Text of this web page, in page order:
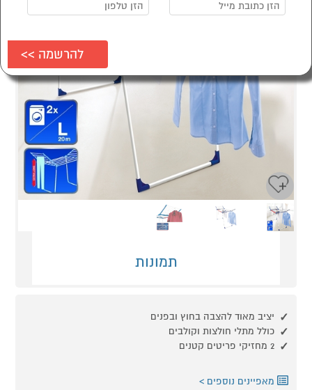
תמונות
יציב מאוד להצבה בחוץ ובפנים
כולל מתלי חולצות וקולבים
2 מחזיקי פריטים קטנים
מאפיינים נוספים